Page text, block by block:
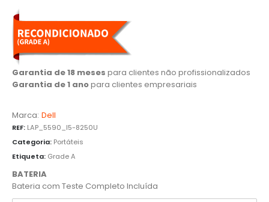
Garantia de 18 meses para clientes não profissionalizados
Garantia de 1 anopara clientes empresariais
Marca: Dell
REF: LAP_5590_I5-8250U
Categoria: Portáteis
Etiqueta: Grade A
BATERIA
Bateria com Teste Completo Incluída